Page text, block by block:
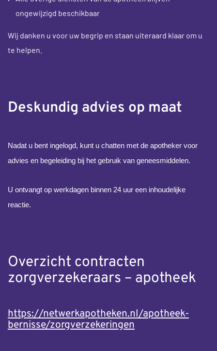
ongewijzigd beschikbaar
Wij danken u voor uw begrip en staan uiteraard klaar om u
te helpen.
Deskundig advies op maat
Nadat u bent ingelogd, kunt u chatten met de apotheker voor
advies en begeleiding bij het gebruik van geneesmiddelen.
U ontvangt op werkdagen binnen 24 uur een inhoudelijke
reactie.
Overzicht contracten
zorgverzekeraars – apotheek
https://netwerkapotheken.nl/apotheek-
bernisse/zorgverzekeringen